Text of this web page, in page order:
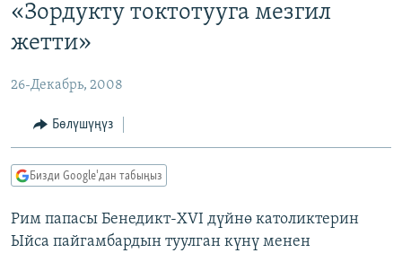
МАДАНИЯТ
УКРАИНА
ТВ ПРОГРАММАЛАР
БҮГҮН АЗАТТЫКТА
ДАНИСТЕ
ПОДКАСТ
«Зордукту токтотууга мезгил
жетти»
26-Декабрь, 2008
Бөлүшүңүз
Бизди Google'дан табыңыз
Рим папасы Бенедикт-XVI дүйнө католиктерин
Ыйса пайгамбардын туулган күнү менен